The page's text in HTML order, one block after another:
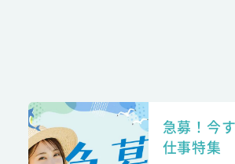
急募！今
仕事特集